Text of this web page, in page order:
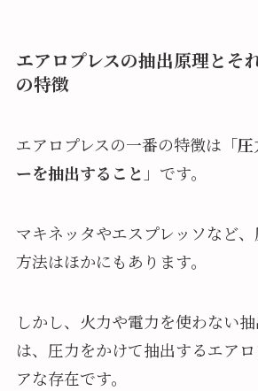
エアロプレスの抽出原理とそ
の特徴
エアロプレスの一番の特徴は「圧
ーを抽出すること 」です。
マキネッタやエスプレッソなど
方法はほかにもあります。
しかし、火力や電力を使わない
は、圧力をかけて抽出するエア
アな存在です。